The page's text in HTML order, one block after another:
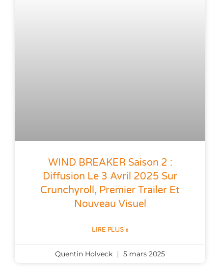
WIND BREAKER Saison 2 :
Diffusion Le 3 Avril 2025 Sur
Crunchyroll, Premier Trailer Et
Nouveau Visuel
LIRE PLUS »
Quentin Holveck 5 mars 2025